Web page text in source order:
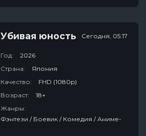
Убивая юность Сегодня, 05:17
Год:
2026
Страна:
Япония
Качество:
FHD (1080p)
Возраст:
18+
Жанры:
Фэнтези / Боевик / Комедия / Аниме-